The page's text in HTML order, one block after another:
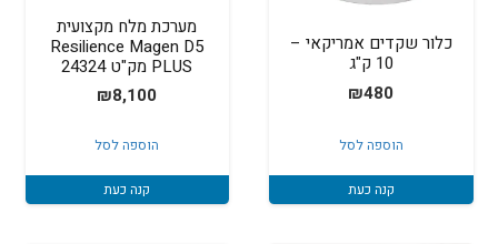
כלור שקדים אמריקאי –
10 ק"ג
₪480
הוספה לסל
קנה כעת
מערכת מלח מקצועית
Resilience Magen D5
PLUS מק"ט 24324
₪8,100
הוספה לסל
קנה כעת